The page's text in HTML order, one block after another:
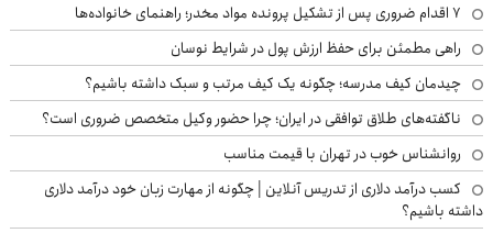
۷ اقدام ضروری پس از تشکیل پرونده مواد مخدر؛ راهنمای خانواده‌ها
راهی مطمئن برای حفظ ارزش پول در شرایط نوسان
چیدمان کیف مدرسه؛ چگونه یک کیف مرتب و سبک داشته باشیم؟
ناگفته‌های طلاق توافقی در ایران؛ چرا حضور وکیل متخصص ضروری است؟
روانشناس خوب در تهران با قیمت مناسب
کسب درآمد دلاری از تدریس آنلاین | چگونه از مهارت زبان خود درآمد دلاری
داشته باشیم؟